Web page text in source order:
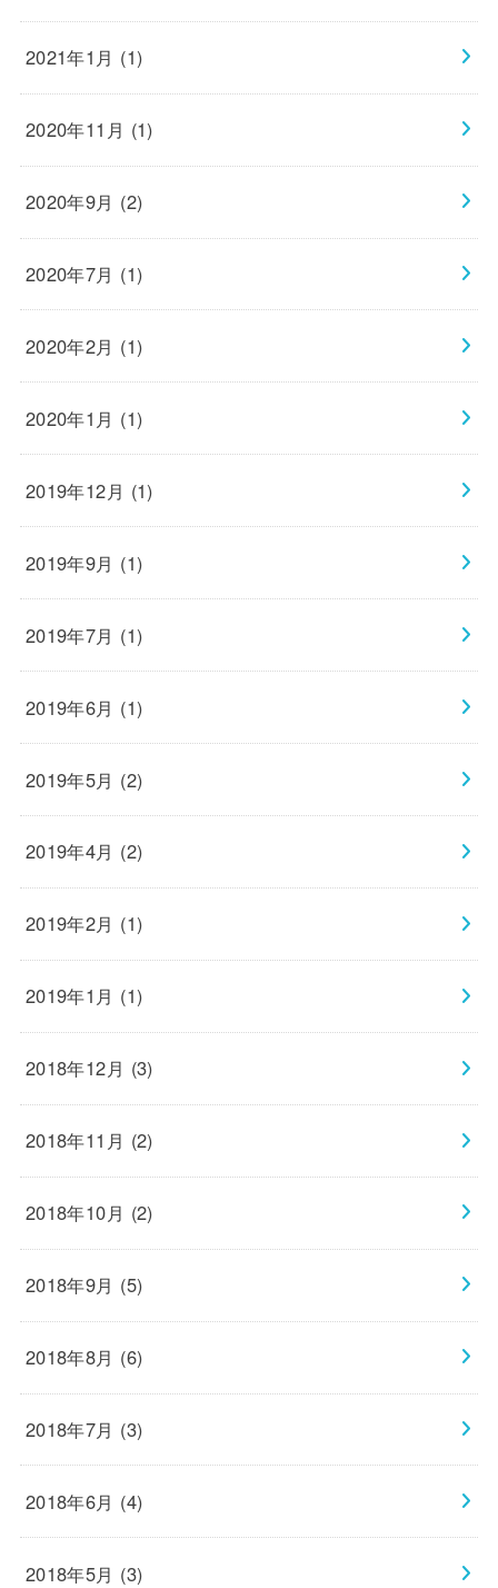
2021年1月 (1)
2020年11月 (1)
2020年9月 (2)
2020年7月 (1)
2020年2月 (1)
2020年1月 (1)
2019年12月 (1)
2019年9月 (1)
2019年7月 (1)
2019年6月 (1)
2019年5月 (2)
2019年4月 (2)
2019年2月 (1)
2019年1月 (1)
2018年12月 (3)
2018年11月 (2)
2018年10月 (2)
2018年9月 (5)
2018年8月 (6)
2018年7月 (3)
2018年6月 (4)
2018年5月 (3)